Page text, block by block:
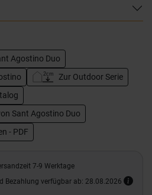
Agostino Duo
Zur Outdoor Serie
Sant Agostino Duo
- PDF
7-9 Werktage
Bezahlung verfügbar ab: 28.08.2026